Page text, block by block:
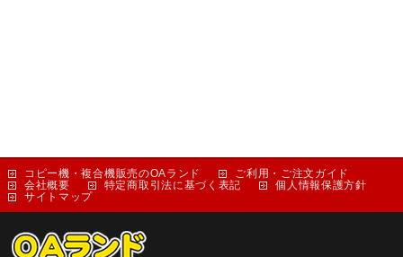
コピー機・複合機販売のOAランド
ご利用・ご注文ガイド
会社概要
特定商取引法に基づく表記
個人情報保護方針
サイトマップ